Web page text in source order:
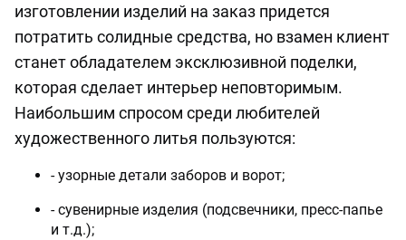
изготовлении изделий на заказ придется
потратить солидные средства, но взамен клиент
станет обладателем эксклюзивной поделки,
которая сделает интерьер неповторимым.
Наибольшим спросом среди любителей
художественного литья пользуются:
- узорные детали заборов и ворот;
- сувенирные изделия (подсвечники, пресс-папье
и т.д.);